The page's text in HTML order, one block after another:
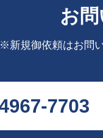
お
※新規御依頼はお問
7703